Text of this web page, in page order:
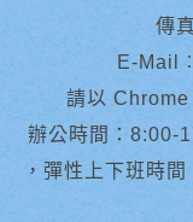
傳
E-Mail︰
請以
辦公時間：8:00-
，彈性上下班時